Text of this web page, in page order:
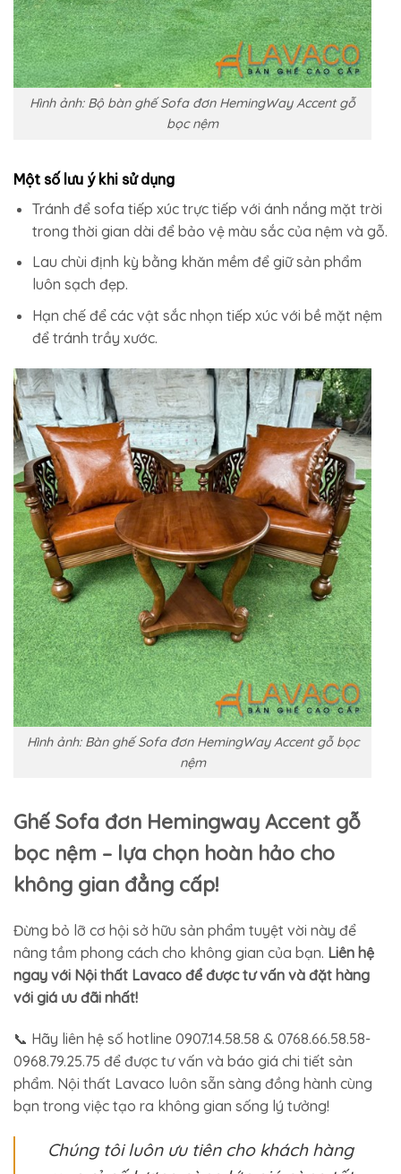
Hình ảnh: Bộ bàn ghế Sofa đơn HemingWay Accent gỗ
bọc nệm
Một số lưu ý khi sử dụng
Tránh để sofa tiếp xúc trực tiếp với ánh nắng mặt trời
trong thời gian dài để bảo vệ màu sắc của nệm và gỗ.
Lau chùi định kỳ bằng khăn mềm để giữ sản phẩm
luôn sạch đẹp.
Hạn chế để các vật sắc nhọn tiếp xúc với bề mặt nệm
để tránh trầy xước.
Hình ảnh: Bàn ghế Sofa đơn HemingWay Accent gỗ bọc
nệm
Ghế Sofa đơn Hemingway Accent gỗ
bọc nệm – lựa chọn hoàn hảo cho
không gian đẳng cấp!
Đừng bỏ lỡ cơ hội sở hữu sản phẩm tuyệt vời này để
nâng tầm phong cách cho không gian của bạn. Liên hệ
ngay với Nội thất Lavaco để được tư vấn và đặt hàng
với giá ưu đãi nhất!
📞 Hãy liên hệ số hotline 0907.14.58.58 & 0768.66.58.58-
0968.79.25.75 để được tư vấn và báo giá chi tiết sản
phẩm. Nội thất Lavaco luôn sẵn sàng đồng hành cùng
bạn trong việc tạo ra không gian sống lý tưởng!
Chúng tôi luôn ưu tiên cho khách hàng